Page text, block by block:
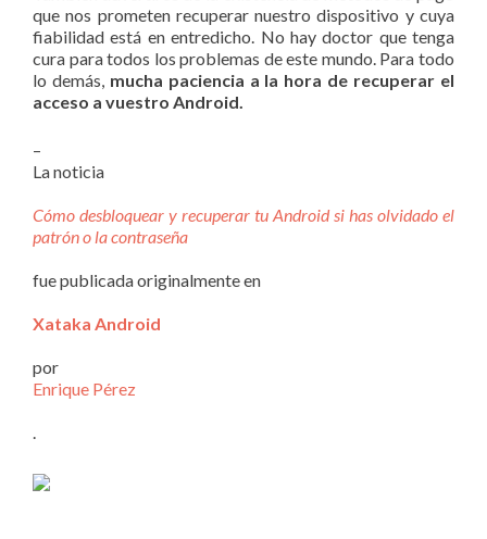
que nos prometen recuperar nuestro dispositivo y cuya
fiabilidad está en entredicho. No hay doctor que tenga
cura para todos los problemas de este mundo. Para todo
lo demás, mucha paciencia a la hora de recuperar el
acceso a vuestro Android.
–
La noticia
Cómo desbloquear y recuperar tu Android si has olvidado el
patrón o la contraseña
fue publicada originalmente en
Xataka Android
por
Enrique Pérez
.